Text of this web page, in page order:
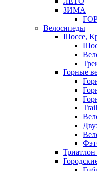
ЗИМА
Велосипеды
Шоссе,
Горные
Триатлон